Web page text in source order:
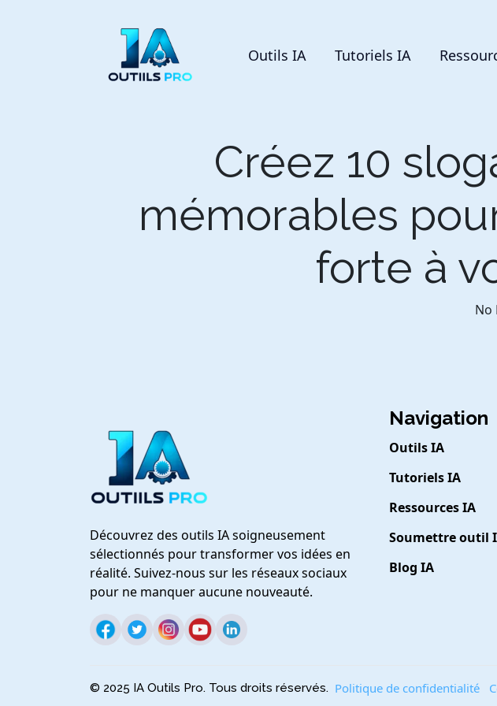
Outils IA Tutoriels IA
Créez 10
mémorables
forte à
No
Découvrez des outils IA soigneusement
sélectionnés pour transformer vos idées en
réalité. Suivez-nous sur les réseaux sociaux
pour ne manquer aucune nouveauté.
Navigation
Outils IA
Tutoriels IA
Ressources IA
Soumettre outil
Blog IA
© 2025 IA Outils Pro. Tous droits réservés. Politique de confidentialité